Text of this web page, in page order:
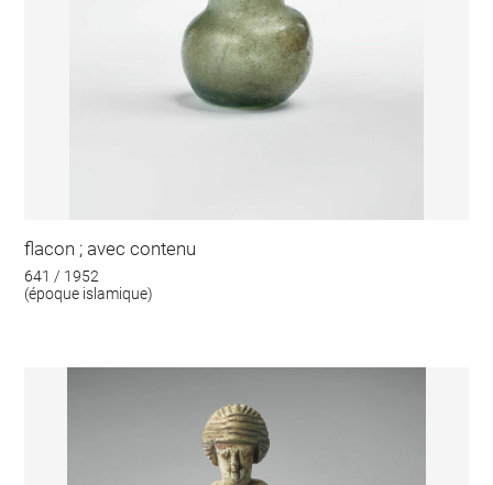
flacon ; avec contenu
641 / 1952
(époque islamique)